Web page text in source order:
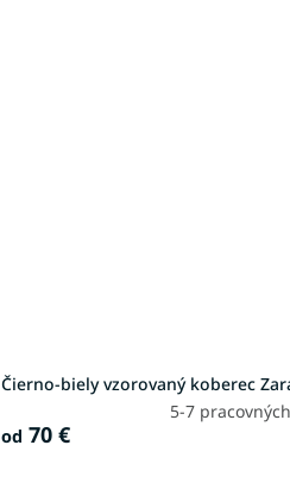
Čierno-biely vzorovaný koberec
5-7
od 70 €